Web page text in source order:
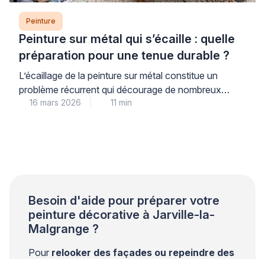
Peinture
Peinture sur métal qui s’écaille : quelle
préparation pour une tenue durable ?
L’écaillage de la peinture sur métal constitue un
problème récurrent qui décourage de nombreux
propriétaires. Ce phénomène trouve son origine dans
16 mars 2026 11 min
Besoin d'aide pour préparer votre
peinture décorative à Jarville-la-
Malgrange ?
Pour relooker des façades ou repeindre des